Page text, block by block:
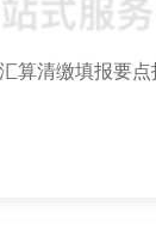
算清缴填报要点